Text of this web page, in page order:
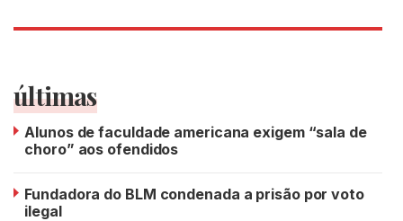
últimas
Alunos de faculdade americana exigem “sala de
choro” aos ofendidos
Fundadora do BLM condenada a prisão por voto
ilegal